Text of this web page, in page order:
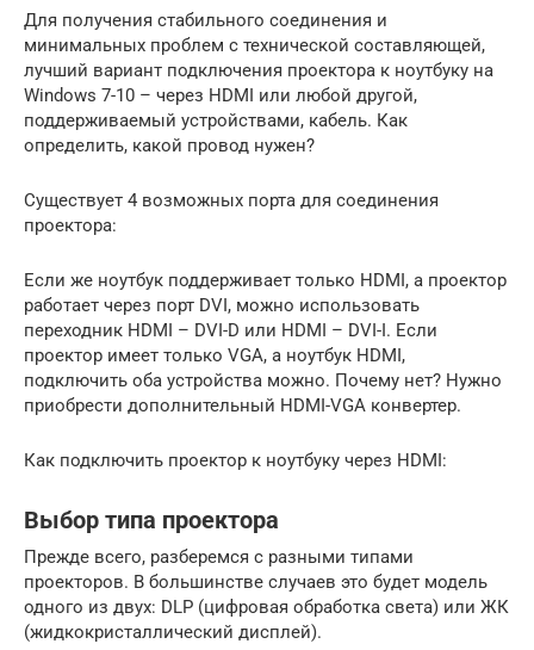
Для получения стабильного соединения и
минимальных проблем с технической составляющей,
лучший вариант подключения проектора к ноутбуку на
Windows 7-10 – через HDMI или любой другой,
поддерживаемый устройствами, кабель. Как
определить, какой провод нужен?
Существует 4 возможных порта для соединения
проектора:
Если же ноутбук поддерживает только HDMI, а проектор
работает через порт DVI, можно использовать
переходник HDMI – DVI-D или HDMI – DVI-I. Если
проектор имеет только VGA, а ноутбук HDMI,
подключить оба устройства можно. Почему нет? Нужно
приобрести дополнительный HDMI-VGA конвертер.
Как подключить проектор к ноутбуку через HDMI:
Выбор типа проектора
Прежде всего, разберемся с разными типами
проекторов. В большинстве случаев это будет модель
одного из двух: DLP (цифровая обработка света) или ЖК
(жидкокристаллический дисплей).